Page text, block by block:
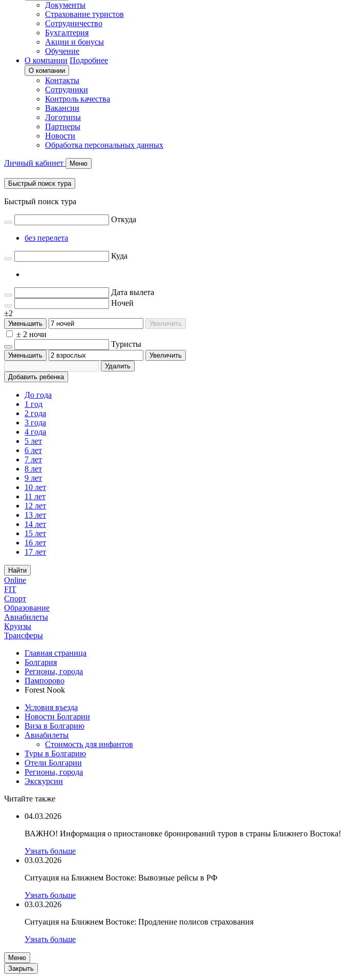
Документы
Страхование туристов
Сотрудничество
Бухгалтерия
Акции и бонусы
Обучение
О компании Подробнее
О компании
Контакты
Сотрудники
Контроль качества
Вакансии
Логотипы
Партнеры
Новости
Обработка персональных данных
Личный кабинет Меню
Быстрый поиск тура
Быстрый поиск тура
Откуда
без перелета
Куда
Дата вылета
Ночей
±2
Уменьшить Увеличить
± 2 ночи
Туристы
Уменьшить
Увеличить
Удалить
Добавить ребенка
До года
1 год
2 года
3 года
4 года
5 лет
6 лет
7 лет
8 лет
9 лет
10 лет
11 лет
12 лет
13 лет
14 лет
15 лет
16 лет
17 лет
Найти
Online
FIT
Спорт
Образование
Авиабилеты
Круизы
Трансферы
Главная страница
Болгария
Регионы, города
Пампорово
Forest Nook
Условия въезда
Новости Болгарии
Виза в Болгарию
Авиабилеты
Стоимость для инфантов
Туры в Болгарию
Отели Болгарии
Регионы, города
Экскурсии
Читайте также
04.03.2026
ВАЖНО! Информация о приостановке бронирований туров в страны Ближнего Востока!
Узнать больше
03.03.2026
Ситуация на Ближнем Востоке: Вывозные рейсы в РФ
Узнать больше
03.03.2026
Ситуация на Ближнем Востоке: Продление полисов страхования
Узнать больше
Меню
Закрыть